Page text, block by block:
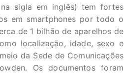
sigla em inglês) tem fortes
em smartphones por todo o
de 1 bilhão de aparelhos de
localização, idade, sexo e
da Sede de Comunicações
Os documentos foram